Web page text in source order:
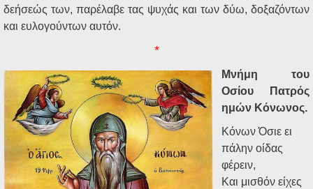
δεήσεώς των, παρέλαβε τας ψυχάς και των δύω, δοξαζόντων
και ευλογούντων αυτόν.
*
Μνήμη του
Οσίου Πατρός
ημών Κόνωνος.
Κόνων Όσιε ει
πάλην οίδας
φέρειν,
Και μισθόν είχες